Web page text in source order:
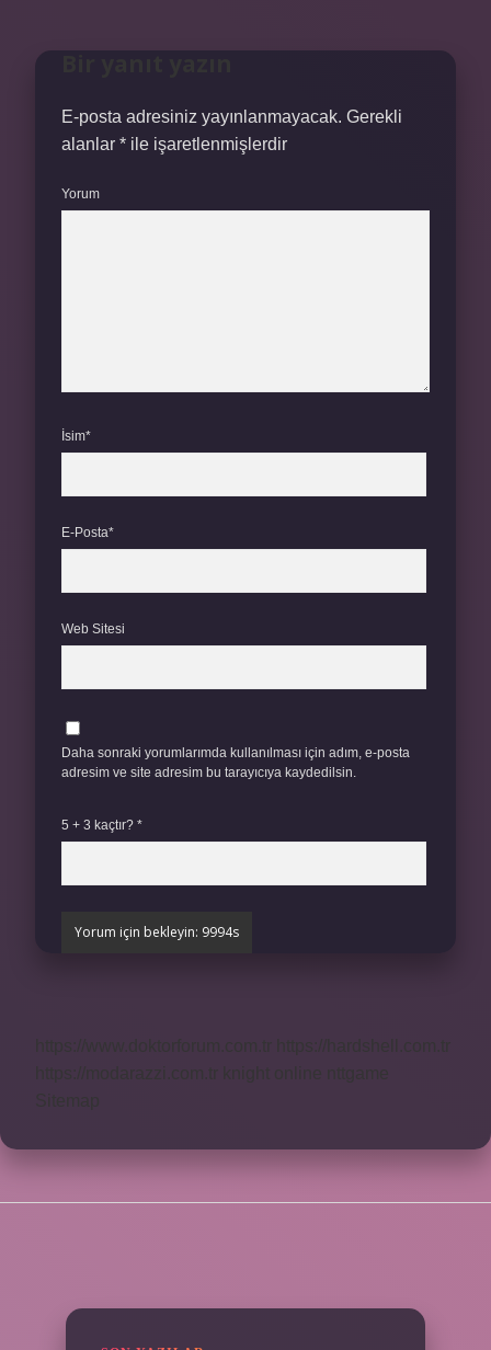
E-posta adresiniz yayınlanmayacak. Gerekli
alanlar * ile işaretlenmişlerdir
Yorum
İsim*
E-Posta*
Web Sitesi
Daha sonraki yorumlarımda kullanılması için adım, e-posta
adresim ve site adresim bu tarayıcıya kaydedilsin.
5 + 3 kaçtır? *